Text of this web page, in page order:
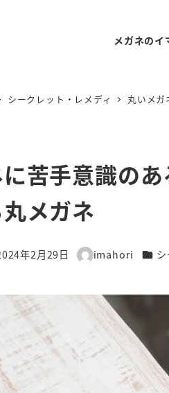
メガネのイ
シークレット・レメディ 丸いメ
苦手意識の
メガネ
日
年2月29日
著
imahori カテ